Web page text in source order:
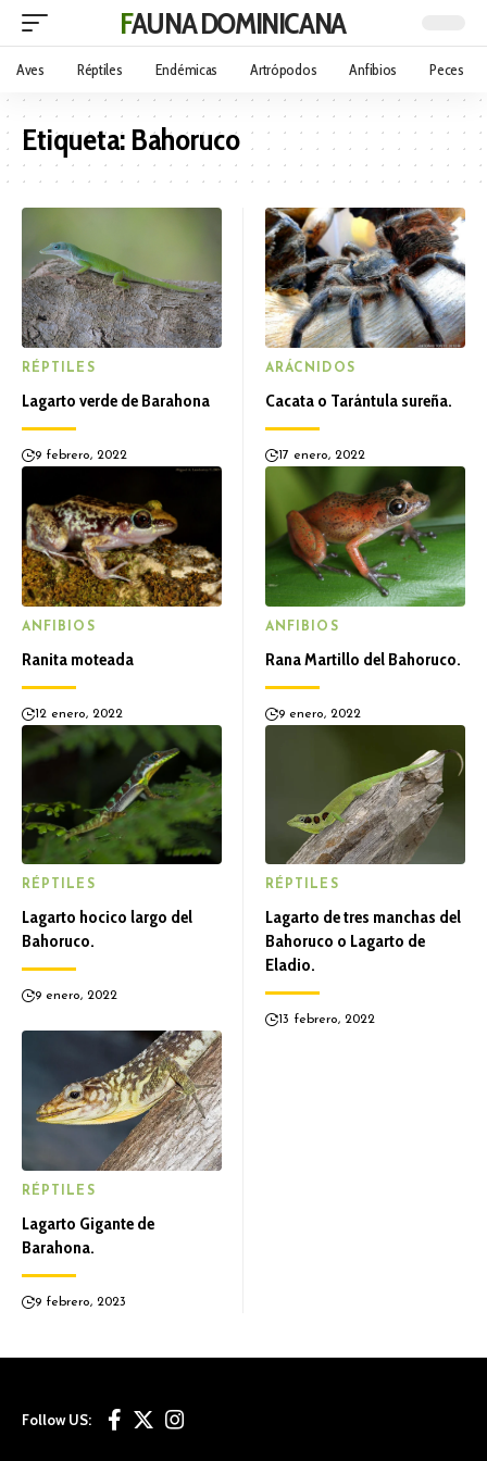
FAUNA DOMINICANA
Aves Réptiles Endémicas Artrópodos Anfibios Peces
Etiqueta: Bahoruco
RÉPTILES
Lagarto verde de Barahona
9 febrero, 2022
ARÁCNIDOS
Cacata o Tarántula sureña.
17 enero, 2022
ANFIBIOS
Ranita moteada
12 enero, 2022
ANFIBIOS
Rana Martillo del Bahoruco.
9 enero, 2022
RÉPTILES
Lagarto hocico largo del
Bahoruco.
9 enero, 2022
RÉPTILES
Lagarto de tres manchas del
Bahoruco o Lagarto de
Eladio.
13 febrero, 2022
RÉPTILES
Lagarto Gigante de
Barahona.
9 febrero, 2023
Follow US: